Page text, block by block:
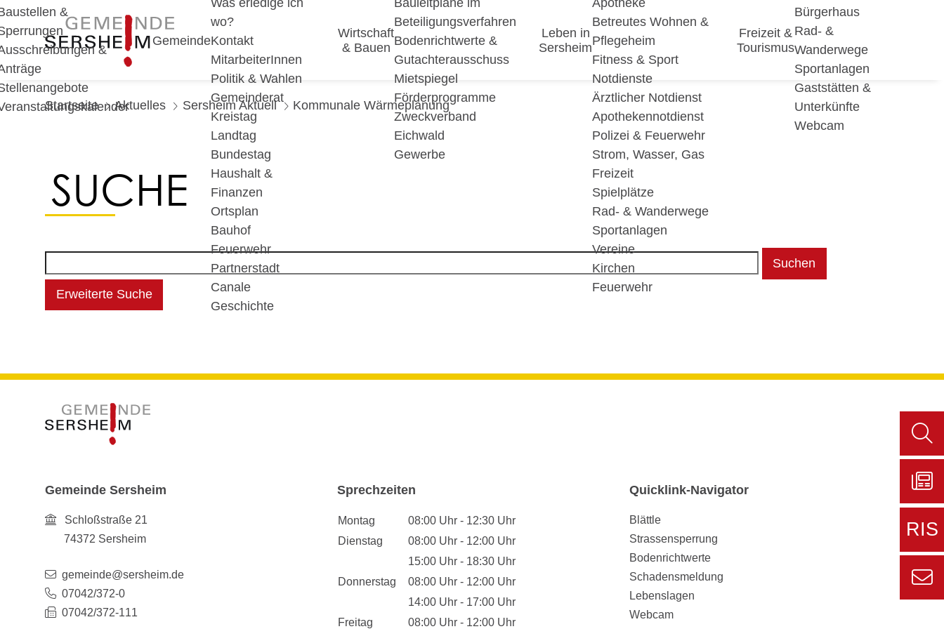
&
&
Gemeinde
wo?
Kontakt
MitarbeiterInnen
Politik & Wahlen
Gemeinderat
Kreistag
Landtag
Bundestag
Haushalt &
Finanzen
Ortsplan
Bauhof
Feuerwehr
Partnerstadt
Canale
Geschichte
Wirtschaft
& Bauen
Beteiligungsverfahren
Bodenrichtwerte &
Gutachterausschuss
Mietspiegel
Förderprogramme
Zweckverband
Eichwald
Gewerbe
Leben in
Sersheim
Betreutes Wohnen &
Pflegeheim
Fitness & Sport
Notdienste
Ärztlicher Notdienst
Apothekennotdienst
Polizei & Feuerwehr
Strom, Wasser, Gas
Freizeit
Spielplätze
Rad- & Wanderwege
Sportanlagen
Vereine
Kirchen
Feuerwehr
Freizeit &
Tourismus
Bürgerhaus
Rad- &
Wanderwege
Sportanlagen
Gaststätten &
Unterkünfte
Webcam
Startseite Aktuelles Sersheim Aktuell Kommunale Wärmeplanung
SUCHE
Suchen
Erweiterte Suche
Gemeinde Sersheim
Schloßstraße 21
74372 Sersheim
gemeinde@sersheim.de
07042/372-0
07042/372-111
Sprechzeiten
Montag
08:00 Uhr - 12:30 Uhr
Dienstag
08:00 Uhr - 12:00 Uhr
15:00 Uhr - 18:30 Uhr
Donnerstag
08:00 Uhr - 12:00 Uhr
14:00 Uhr - 17:00 Uhr
Freitag
08:00 Uhr - 12:00 Uhr
Quicklink-Navigator
Blättle
Strassensperrung
Bodenrichtwerte
Schadensmeldung
Lebenslagen
Webcam
Zu
RIS
Seite